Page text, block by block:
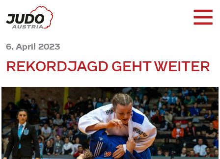
6. April 2023
REKORDJAGD GEHT WEITER